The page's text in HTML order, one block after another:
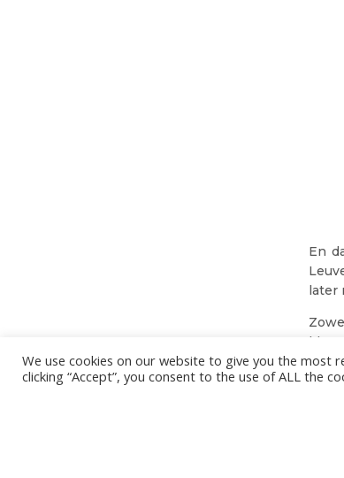
En
later
We use cookies on our website to give you the most
clicking “Accept”, you consent to the use of ALL the